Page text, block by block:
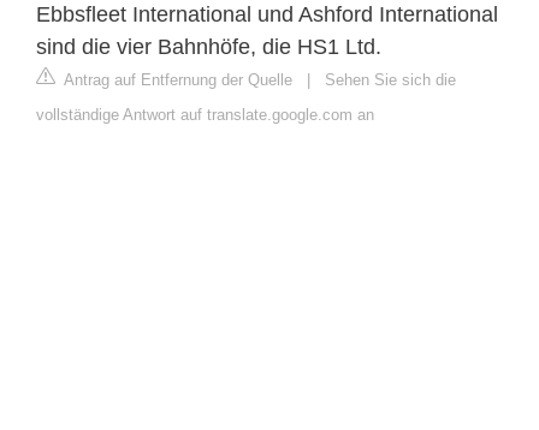
Ebbsfleet International und Ashford International
sind die vier Bahnhöfe, die HS1 Ltd.
Antrag auf Entfernung der Quelle | Sehen Sie sich die
vollständige Antwort auf translate.google.com an